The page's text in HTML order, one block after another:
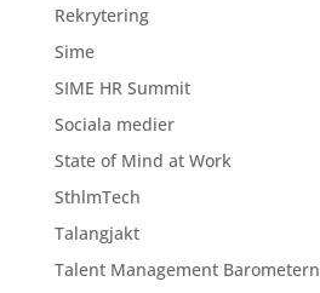
Rekrytering
Sime
SIME HR Summit
Sociala medier
State of Mind at Work
SthlmTech
Talangjakt
Talent Management Barometern